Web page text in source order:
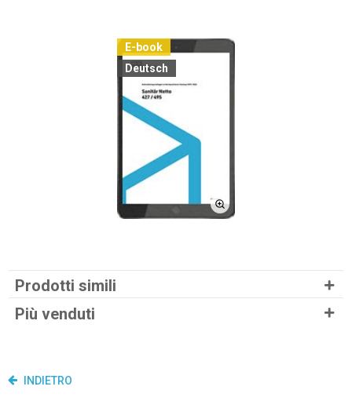
E-book
Deutsch
Prodotti simili
Più venduti
INDIETRO